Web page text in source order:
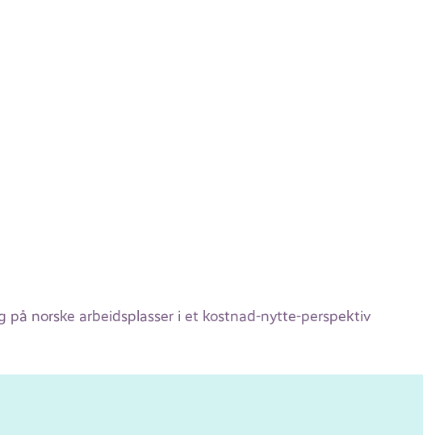
på norske arbeidsplasser i et kostnad-nytte-perspektiv